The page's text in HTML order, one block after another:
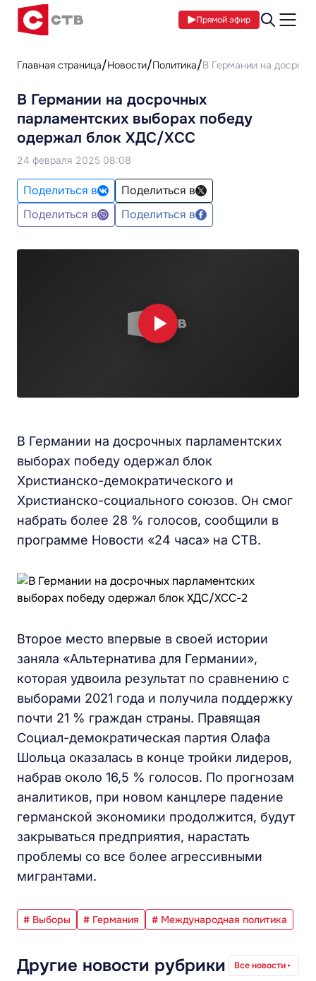
Прямой эфир
Главная страница Новости Политика В Германии на
В Германии на досрочных
парламентских выборах победу
одержал блок ХДС/ХСС
24 февраля 2025 08:08
Поделиться в
Поделиться в
Поделиться в
Поделиться в
В Германии на досрочных парламентских
выборах победу одержал блок
Христианско-демократического и
Христианско-социального союзов. Он смог
набрать более 28 % голосов, сообщили в
программе Новости «24 часа» на СТВ.
Второе место впервые в своей истории
заняла «Альтернатива для Германии»,
которая удвоила результат по сравнению с
выборами 2021 года и получила поддержку
почти 21 % граждан страны. Правящая
Социал-демократическая партия Олафа
Шольца оказалась в конце тройки лидеров,
набрав около 16,5 % голосов. По прогнозам
аналитиков, при новом канцлере падение
германской экономики продолжится, будут
закрываться предприятия, нарастать
проблемы со все более агрессивными
мигрантами.
# Выборы # Германия # Международная политика
Другие новости рубрики Все новости